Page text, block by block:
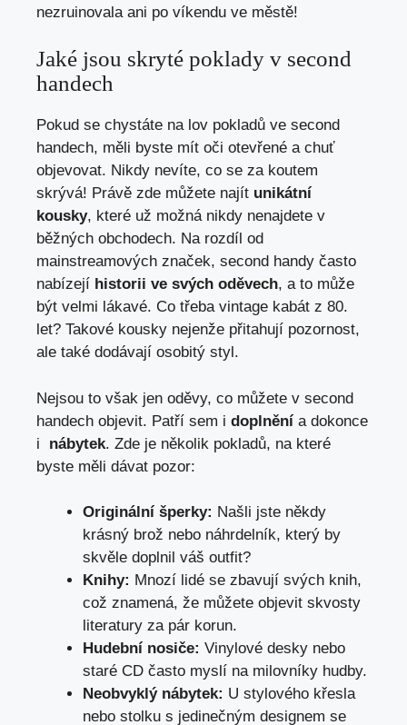
‍nezruinovala ani po víkendu​ ve městě!
Jaké jsou skryté poklady v‌ second
handech
Pokud se chystáte ‍na lov pokladů ve second
handech,⁤ měli byste mít oči otevřené a chuť
objevovat. Nikdy⁣ nevíte, co se za koutem
skrývá! Právě​ zde můžete najít unikátní
kousky, které už možná nikdy nenajdete v
běžných obchodech.​ Na rozdíl od
mainstreamových značek, second handy často
nabízejí⁤ historii ve svých ⁢oděvech, a to ⁤může
být velmi lákavé. Co třeba vintage kabát z 80.​
let? Takové kousky nejenže přitahují pozornost,
ale také dodávají osobitý‌ styl.
Nejsou to však‌ jen oděvy,‌ co můžete v second
handech⁣ objevit. Patří sem i‍ doplnění a dokonce
i ‌ nábytek. Zde je několik pokladů, na které
byste měli dávat pozor:
Originální šperky: Našli jste někdy
krásný⁢ brož nebo náhrdelník, který by
skvěle doplnil váš outfit?
Knihy: Mnozí lidé se zbavují svých knih,
⁢což‌ znamená, že můžete objevit skvosty
literatury za pár korun.
Hudební nosiče: ‍Vinylové desky nebo
staré CD často myslí na milovníky ⁣hudby.
Neobvyklý nábytek: U ‍stylového křesla
nebo⁢ stolku s ‌jedinečným designem se